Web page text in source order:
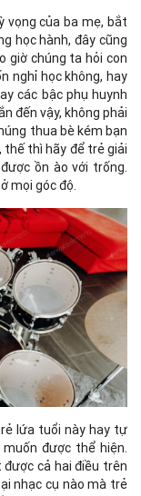
vọng của ba mẹ, bắt
học hành, đây cũng
giờ chúng ta hỏi con
nghỉ học không, hay
các bậc phụ huynh
đến vậy, không phải
thua bè kém bạn
thì hãy để trẻ giải
ồn ào với trống.
mọi góc độ.
lứa tuổi này hay tự
được thể hiện.
cả hai điều trên
nhạc cụ nào mà trẻ